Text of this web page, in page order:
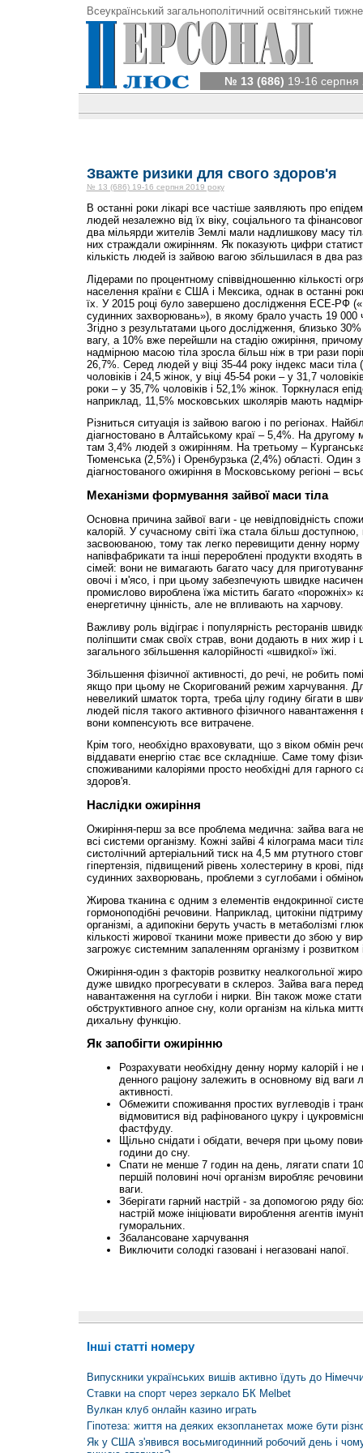
Всеукраїнський загальнополітичний освітянський
№ 13 (686) 19-16 серпня
Зважте ризики для свого здоров'я
№ 13 (686) 19-16 серпня 2019 року
В останні роки лікарі все частіше заявляють про
людей незалежно від їх віку, соціального та
два мільярди жителів Землі мали надлишкову масу
них страждали ожирінням. Як показують цифри
кількість людей із зайвою вагою збільшилася в два
Лідерами по процентному співвідношенню кількості
населення країни є США і Мексика, однак в останні
їх. У 2015 році було завершено дослідження ЕСЕ-РФ
судинних захворювань»), в якому брало участь 19 000
Згідно з результатами цього дослідження, близько
вагу, а 10% вже перейшли на стадію ожиріння, причому
надмірною масою тіла зросла більш ніж в три рази
26,7%. Серед людей у віці 35-44 року індекс маси
чоловіків і 24,5 жінок, у віці 45-54 роки – у 31,7
роки – у 35,7% чоловіків і 52,1% жінок. Торкнулася
наприклад, 11,5% московських школярів мають
Різниться ситуація із зайвою вагою і по регіонах.
діагностовано в Алтайському краї – 5,4%. На другому
там 3,4% людей з ожирінням. На третьому –
Тюменська (2,5%) і Оренбурзька (2,4%) області. Один з
діагностованого ожиріння в Московському регіоні –
Механізми формування зайвої маси тіла
Основна причина зайвої ваги - це невідповідність
калорій. У сучасному світі їжа стала більш доступною,
засвоюваною, тому так легко перевищити денну норму
напівфабрикати та інші перероблені продукти входять
сімей: вони не вимагають багато часу для
овочі і м'ясо, і при цьому забезпечують швидке
промислово вироблена їжа містить багато «порожніх»
енергетичну цінність, але не впливають на харчову.
Важливу роль відіграє і популярність ресторанів
поліпшити смак своїх страв, вони додають в них жир і
загального збільшення калорійності «швидкої» їжі.
Збільшення фізичної активності, до речі, не робить
якщо при цьому не Скоригований режим харчування.
невеликий шматок торта, треба цілу годину бігати в
людей після такого активного фізичного
вони компенсують все витрачене.
Крім того, необхідно враховувати, що з віком обмін
віддавати енергію стає все складніше. Саме тому
споживаними калоріями просто необхідні для гарного
здоров'я.
Наслідки ожиріння
Ожиріння-перш за все проблема медична: зайва вага
всі системи організму. Кожні зайві 4 кілограма маси
систолічний артеріальний тиск на 4,5 мм ртутного
гіпертензія, підвищений рівень холестерину в крові,
судинних захворювань, проблеми з суглобами і
Жирова тканина є одним з елементів ендокринної
гормоноподібні речовини. Наприклад, цитокіни
організмі, а адипокіни беруть участь в метаболізмі
кількості жирової тканини може привести до збою у
загрожує системним запаленням організму і розвитком
Ожиріння-один з факторів розвитку неалкогольної
дуже швидко прогресувати в склероз. Зайва вага
навантаження на суглоби і нирки. Він також може
обструктивного апное сну, коли організм на кілька
дихальну функцію.
Як запобігти ожирінню
Розрахувати необхідну денну норму калорій і не
денного раціону залежить в основному від ваги
активності.
Обмежити споживання простих вуглеводів і
відмовитися від рафінованого цукру і
фастфуду.
Щільно снідати і обідати, вечеря при цьому
години до сну.
Спати не менше 7 годин на день, лягати спати
першій половині ночі організм виробляє
ваги.
Зберігати гарний настрій - за допомогою ряду
настрій може ініціювати вироблення агентів
гуморальних.
Збалансоване харчування
Виключити солодкі газовані і негазовані напої.
Інші статті номеру
Випускники українських вишів активно їдуть до
Ставки на спорт через зеркало БК Melbet
Вулкан клуб онлайн казино играть
Гіпотеза: життя на деяких екзопланетах може бути
Як у США з'явився восьмигодинний робочий день і